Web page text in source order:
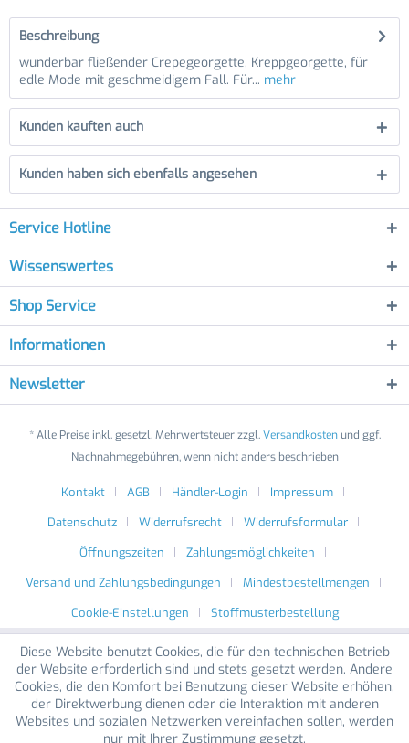
Beschreibung
wunderbar fließender Crepegeorgette, Kreppgeorgette, für
edle Mode mit geschmeidigem Fall. Für... mehr
Kunden kauften auch
Kunden haben sich ebenfalls angesehen
Service Hotline
Wissenswertes
Shop Service
Informationen
Newsletter
* Alle Preise inkl. gesetzl. Mehrwertsteuer zzgl.Versandkostenund ggf.
Nachnahmegebühren, wenn nicht anders beschrieben
Kontakt AGB Händler-Login
Impressum
Datenschutz
Widerrufsrecht
Widerrufsformular
Öffnungszeiten
Zahlungsmöglichkeiten
Versand und Zahlungsbedingungen
Mindestbestellmengen
Cookie-Einstellungen
Stoffmusterbestellung
Diese Website benutzt Cookies, die für den technischen Betrieb
der Website erforderlich sind und stets gesetzt werden. Andere
Cookies, die den Komfort bei Benutzung dieser Website erhöhen,
der Direktwerbung dienen oder die Interaktion mit anderen
Websites und sozialen Netzwerken vereinfachen sollen, werden
nur mit Ihrer Zustimmung gesetzt.